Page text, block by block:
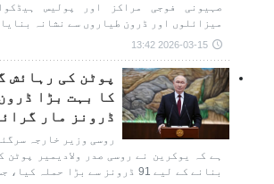
صہیونی فوجی مراکز اور پولیس
میزائلوں اور ڈرون طیاروں سے نشانہ
2026-03-15 13:42
پوٹن کی رہائش
کا بہت بڑا
ڈرونز مار
روسی وزیر خارجہ
ہے کہ یوکرین نے روسی صدر ولادیمیر پوٹن
بنانے کے لیے 91 ڈرونز سے بڑا